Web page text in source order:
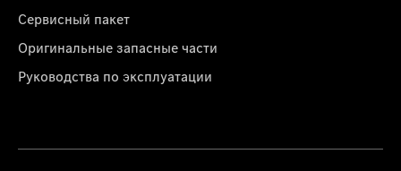
Сервисный пакет
Оригинальные запасные части
Руководства по эксплуатации